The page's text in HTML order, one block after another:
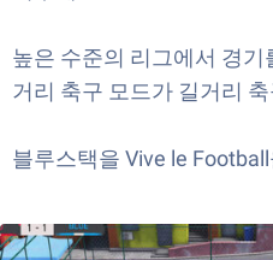
높은 수준의 리그에서 경
거리 축구 모드가 길거리
블루스택을 Vive le